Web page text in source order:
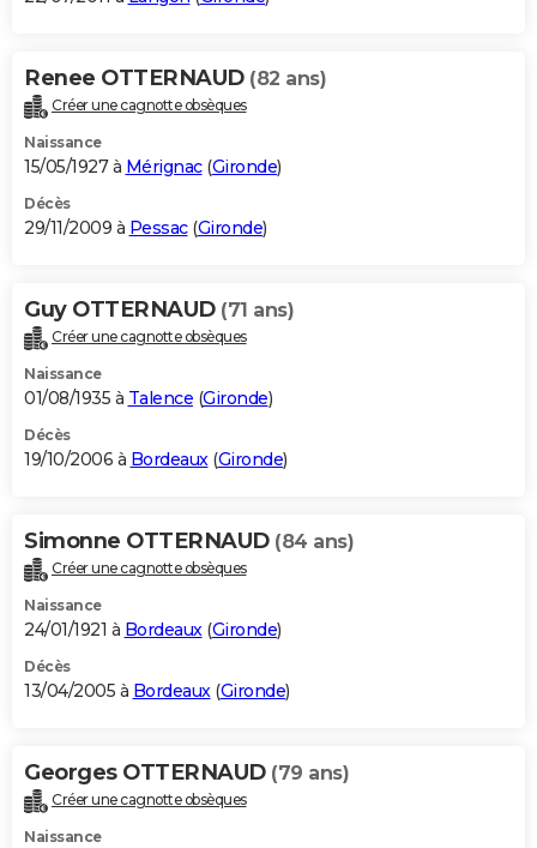
Renee OTTERNAUD (82 ans)
Créer une cagnotte obsèques
Naissance
15/05/1927 à Mérignac(Gironde)
Décès
29/11/2009 à Pessac(Gironde)
Guy OTTERNAUD (71 ans)
Créer une cagnotte obsèques
Naissance
01/08/1935 à Talence (Gironde)
Décès
19/10/2006 à Bordeaux(Gironde)
Simonne OTTERNAUD (84 ans)
Créer une cagnotte obsèques
Naissance
24/01/1921 à Bordeaux(Gironde)
Décès
13/04/2005 à Bordeaux(Gironde)
Georges OTTERNAUD (79 ans)
Créer une cagnotte obsèques
Naissance